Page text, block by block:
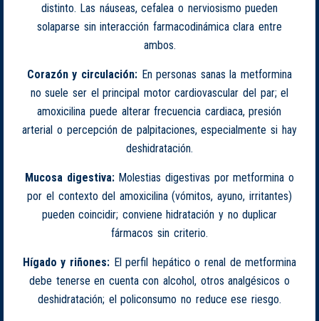
distinto. Las náuseas, cefalea o nerviosismo pueden
solaparse sin interacción farmacodinámica clara entre
ambos.
Corazón y circulación: En personas sanas la metformina
no suele ser el principal motor cardiovascular del par; el
amoxicilina puede alterar frecuencia cardiaca, presión
arterial o percepción de palpitaciones, especialmente si hay
deshidratación.
Mucosa digestiva:Molestias digestivas por metformina o
por el contexto del amoxicilina (vómitos, ayuno, irritantes)
pueden coincidir; conviene hidratación y no duplicar
fármacos sin criterio.
Hígado y riñones: El perfil hepático o renal de metformina
debe tenerse en cuenta con alcohol, otros analgésicos o
deshidratación; el policonsumo no reduce ese riesgo.